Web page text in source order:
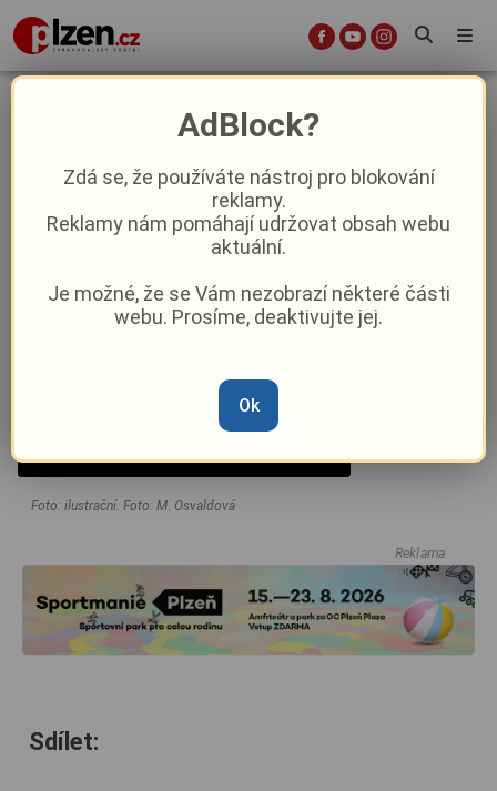
VIDEO: Nebezpečná křižovatka
Šťáhlavy - Nezbavětice
10. 10. 2024| 14:58
Foto: ilustrační. Foto: M. Osvaldová
Reklama
Sdílet:
AdBlock?
Zdá se, že používáte nástroj pro blokování
reklamy.
Reklamy nám pomáhají udržovat obsah webu
aktuální.
Je možné, že se Vám nezobrazí některé části
webu. Prosíme, deaktivujte jej.
Ok